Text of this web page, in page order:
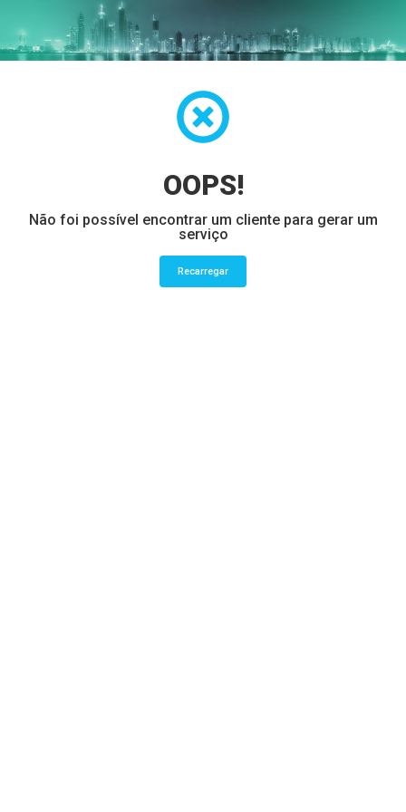
OOPS!
Não foi possível encontrar um cliente para gerar um
serviço
Recarregar